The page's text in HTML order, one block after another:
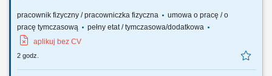
pracownik fizyczny / pracowniczka fizyczna
umowa o pracę / o
pracę tymczasową
pełny etat / tymczasowa/dodatkowa
aplikuj bez CV
2 godz.